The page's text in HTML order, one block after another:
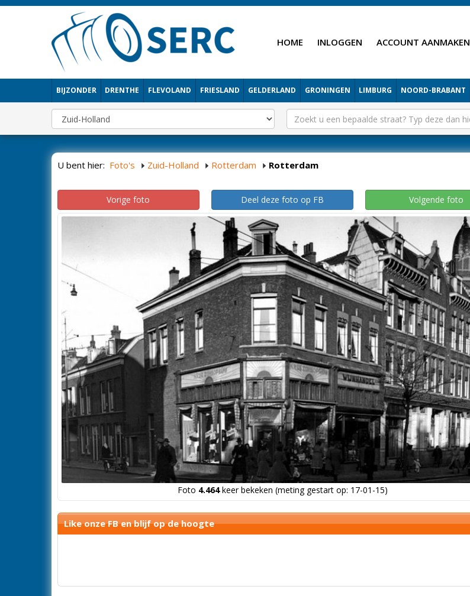
HOME INLOGGEN ACCOUNT AANMAKEN
BIJZONDER DRENTHE FLEVOLAND FRIESLAND GELDERLAND GRONINGEN LIMBURG NOORD-BRABANT
U bent hier: Foto's Zuid-Holland Rotterdam Rotterdam
Vorige foto Deel deze foto op FB Volgende foto
Foto 4.464keer bekeken (meting gestart op: 17-01-15)
Like onze FB en blijf op de hoogte